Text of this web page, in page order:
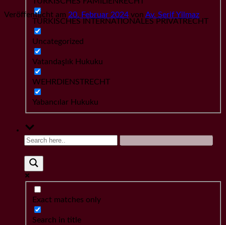
TÜRKISCHES INTERNATIONALES PRIVATRECHT
Uncategorized
Vatandaşlık Hukuku
WEHRDIENSTRECHT
Yabancılar Hukuku
Exact matches only
Search in title
Veröffentlicht am 20. Februar 2024 von Av. Serif Yilmaz